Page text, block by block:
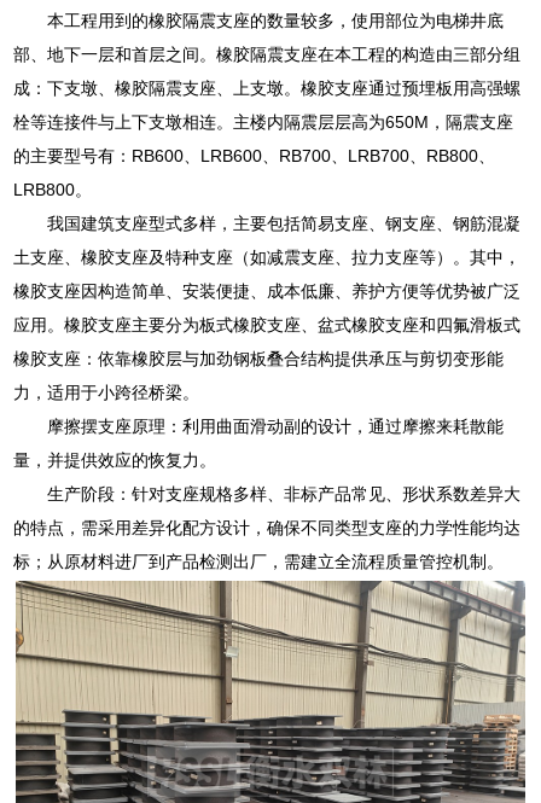
本工程用到的橡胶隔震支座的数量较多，使用部位为电梯井底
部、地下一层和首层之间。橡胶隔震支座在本工程的构造由三部分组
成：下支墩、橡胶隔震支座、上支墩。橡胶支座通过预埋板用高强螺
栓等连接件与上下支墩相连。主楼内隔震层层高为650M，隔震支座
的主要型号有：RB600、LRB600、RB700、LRB700、RB800、
LRB800。
我国建筑支座型式多样，主要包括简易支座、钢支座、钢筋混凝
土支座、橡胶支座及特种支座（如减震支座、拉力支座等）。其中，
橡胶支座因构造简单、安装便捷、成本低廉、养护方便等优势被广泛
应用。橡胶支座主要分为板式橡胶支座、盆式橡胶支座和四氟滑板式
橡胶支座：依靠橡胶层与加劲钢板叠合结构提供承压与剪切变形能
力，适用于小跨径桥梁。
摩擦摆支座原理：利用曲面滑动副的设计，通过摩擦来耗散能
量，并提供效应的恢复力。
生产阶段：针对支座规格多样、非标产品常见、形状系数差异大
的特点，需采用差异化配方设计，确保不同类型支座的力学性能均达
标；从原材料进厂到产品检测出厂，需建立全流程质量管控机制。